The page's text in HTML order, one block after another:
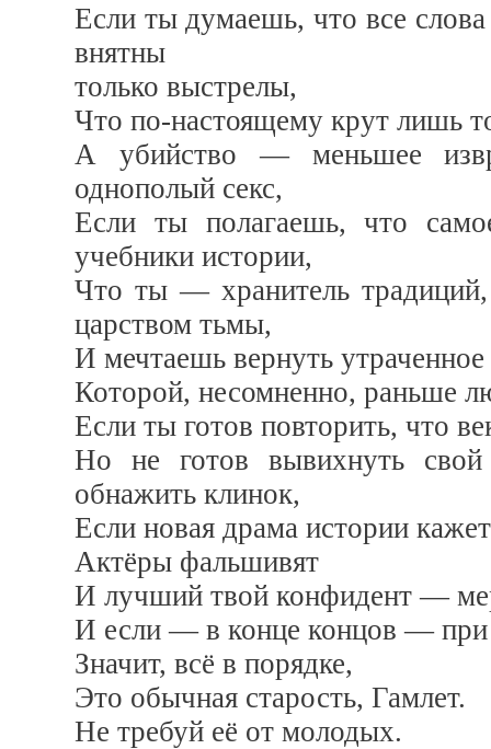
Если ты думаешь, что все
внятны
только выстрелы,
Что по-настоящему крут лишь
А убийство — меньшее
однополый секс,
Если ты полагаешь, что
учебники истории,
Что ты — хранитель
царством тьмы,
И мечтаешь вернуть
Которой, несомненно, раньше
Если ты готов повторить, что
Но не готов вывихнуть
обнажить клинок,
Если новая драма истории
Актёры фальшивят
И лучший твой конфидент —
И если — в конце концов — при
Значит, всё в порядке,
Это обычная старость, Гамлет.
Не требуй её от молодых.